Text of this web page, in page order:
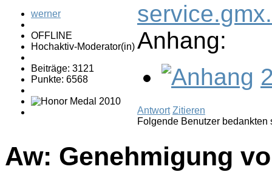
werner
OFFLINE
Hochaktiv-Moderator(in)
Beiträge: 3121
Punkte: 6568
Anhang:
Antwort Zitieren
Folgende Benutzer bedankten
Aw: Genehmigung